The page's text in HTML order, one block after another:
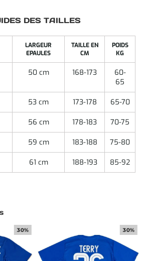
DES TAILLES
LARGEUR
EPAULES
TAILLE EN
CM
POIDS
KG
50 cm 168-173
60-
65
53 cm 173-178 65-70
56 cm 178-183 70-75
59 cm 183-188 75-80
61 cm 188-193 85-92
30% 30%